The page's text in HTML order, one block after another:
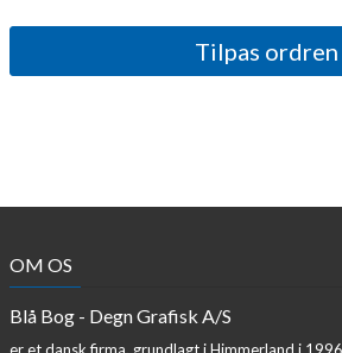
OM OS
Blå Bog - Degn Grafisk A/S